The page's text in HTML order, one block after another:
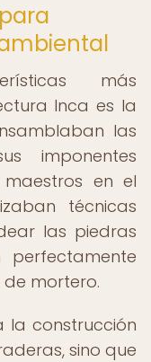
más
Inca es la
las
imponentes
en el
técnicas
las piedras
mortero.
la construcción
sino que